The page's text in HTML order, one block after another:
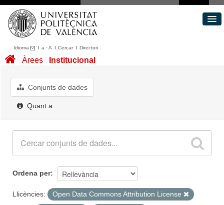
Idioma I a ·A I CercarI Directori
Conjunts de dades
Quant a
Àrees Institucional
Conjunts de dades
Quant a
Ordena per
Llicències:
Open Data Commons Attribution License